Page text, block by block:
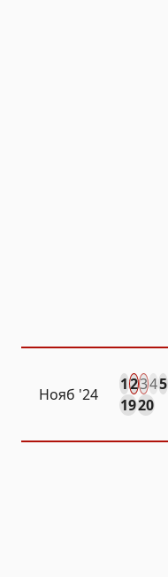
Нояб '24
12345
1920